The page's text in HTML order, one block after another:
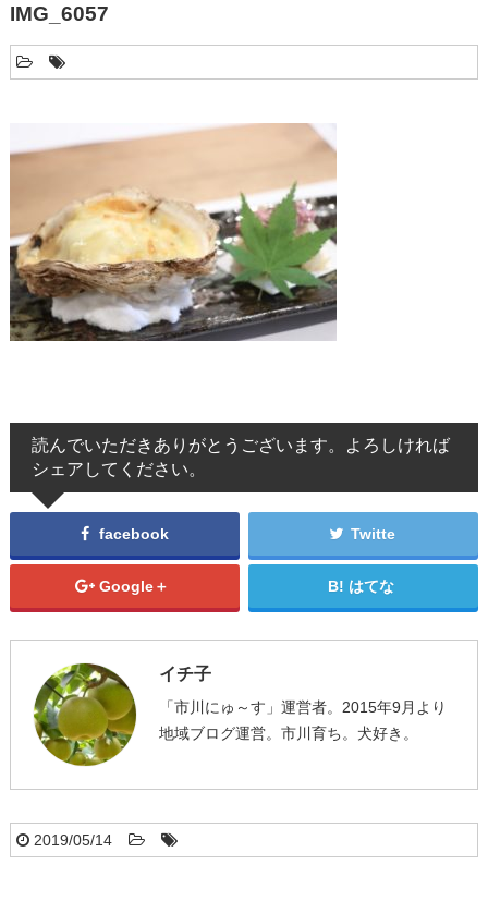
IMG_6057
読んでいただきありがとうございます。よろしければ
シェアしてください。
facebook Twitte
Google＋ はてな
イチ子
「市川にゅ～す」運営者。2015年9月より
地域ブログ運営。市川育ち。犬好き。
2019/05/14